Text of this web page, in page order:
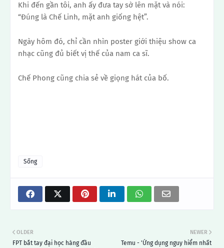
Khi đến gần tôi, anh ấy đưa tay sờ lên mặt và nói:
“Đúng là Chế Linh, mặt anh giống hệt”.
Ngày hôm đó, chỉ cần nhìn poster giới thiệu show ca
nhạc cũng đủ biết vị thế của nam ca sĩ.
Chế Phong cũng chia sẻ về giọng hát của bố.
Sống
NEWER
Temu - 'Ứng dụng nguy hiểm nhất
OLDER
FPT bắt tay đại học hàng đầu